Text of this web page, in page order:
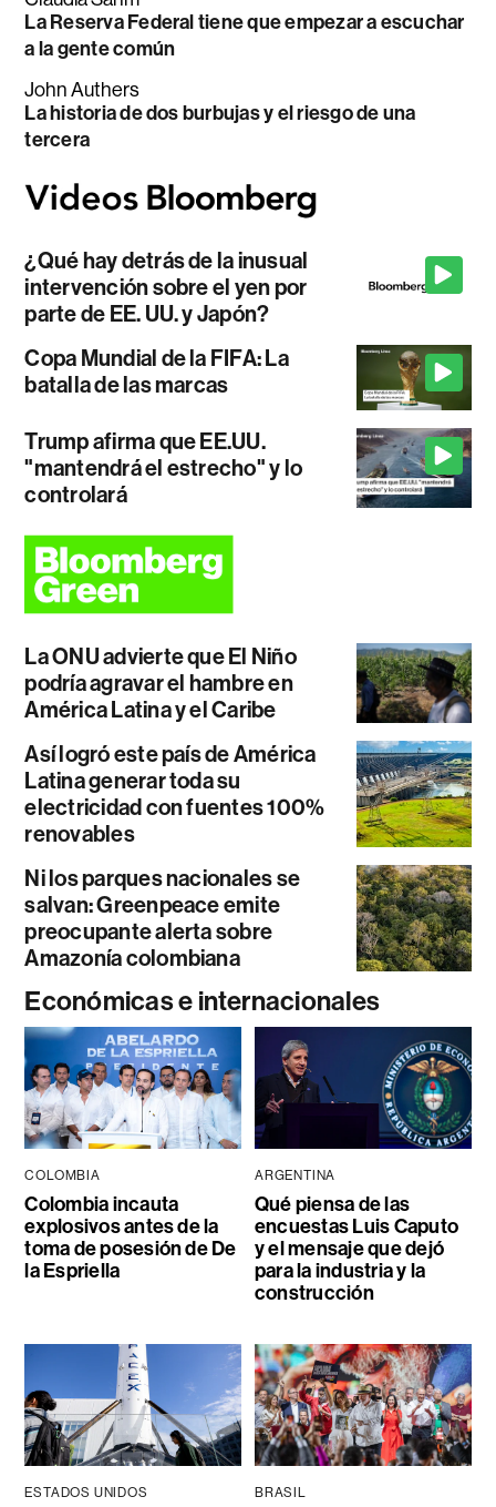
La Reserva Federal tiene que empezar a escuchar
a la gente común
John Authers
La historia de dos burbujas y el riesgo de una
tercera
¿Qué hay detrás de la inusual
intervención sobre el yen por
parte de EE. UU. y Japón?
Copa Mundial de la FIFA: La
batalla de las marcas
Trump afirma que EE.UU.
"mantendrá el estrecho" y lo
controlará
La ONU advierte que El Niño
podría agravar el hambre en
América Latina y el Caribe
Así logró este país de América
Latina generar toda su
electricidad con fuentes 100%
renovables
Ni los parques nacionales se
salvan: Greenpeace emite
preocupante alerta sobre
Amazonía colombiana
Económicas e internacionales
COLOMBIA
Colombia incauta
explosivos antes de la
toma de posesión de De
la Espriella
ARGENTINA
Qué piensa de las
encuestas Luis Caputo
y el mensaje que dejó
para la industria y la
construcción
ESTADOS UNIDOS BRASIL